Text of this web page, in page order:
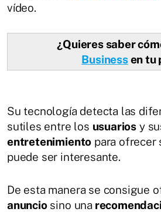
vídeo.
¿Quieres saber
Businessen tu
Su tecnología detecta las
sutiles entre los usuarios y
entretenimiento para ofrecer
puede ser interesante.
De esta manera se consigue
anunciosino una